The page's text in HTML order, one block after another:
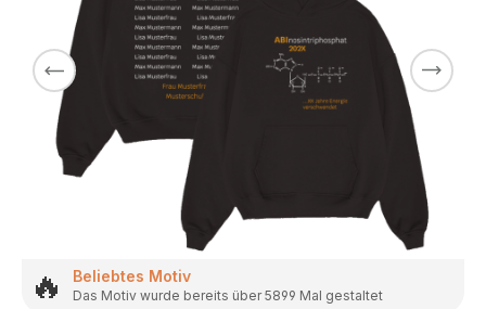
🔥 Beliebtes Motiv
Das Motiv wurde bereits über 5899 Mal gestaltet